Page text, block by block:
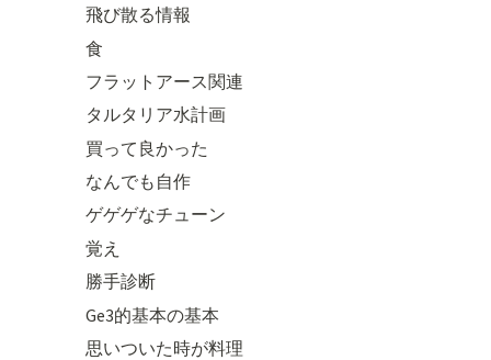
飛び散る情報
食
フラットアース関連
タルタリア水計画
買って良かった
なんでも自作
ゲゲゲなチューン
覚え
勝手診断
Ge3的基本の基本
思いついた時が料理